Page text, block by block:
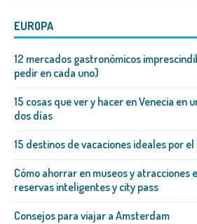
EUROPA
12 mercados gastronómicos
pedir en cada uno)
15 cosas que ver y hacer en Venecia en
dos días
15 destinos de vacaciones ideales por
Cómo ahorrar en museos y atracciones
reservas inteligentes y city pass
Consejos para viajar a Amsterdam